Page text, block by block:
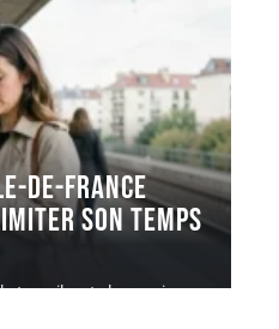
de-France
son temps
travail reste le premier